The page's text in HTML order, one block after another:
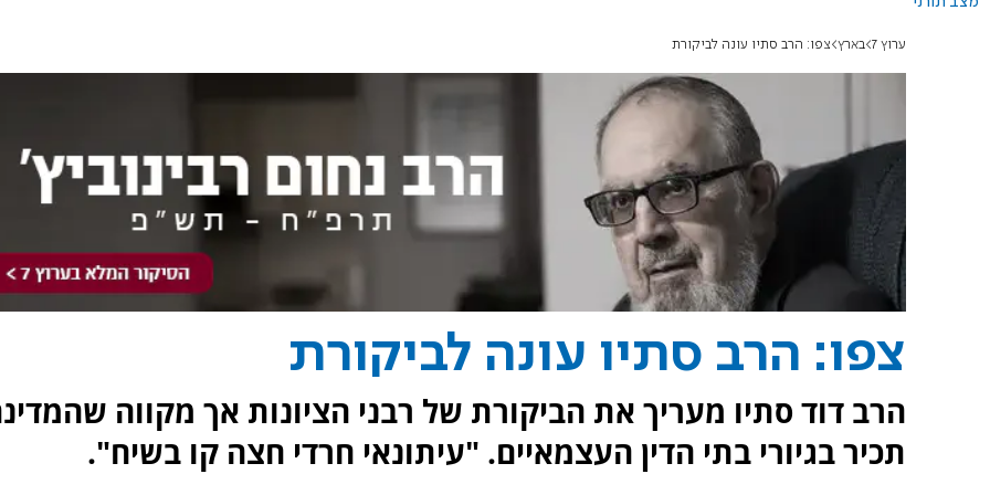
ערוץ 7 בארץ צפו: הרב סתיו עונה לביקורת
צפו: הרב סתיו עונה לביקורת
הרב דוד סתיו מעריך את הביקורת של רבני הציונות אך מקווה
תכיר בגיורי בתי הדין העצמאיים. "עיתונאי חרדי חצה קו בשיח".